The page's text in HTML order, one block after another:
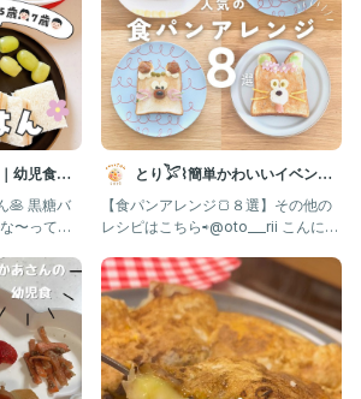
幼児食｜
バ
〜って思
とり𓅯⌇簡単かわいいイベント
ごはん
【食パンアレンジ🍞８選】その他の
レシピはこちら⇨@oto___rii こんにち